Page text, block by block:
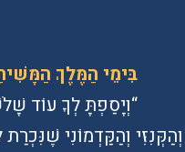
בִּימֵי הַמֶּלֶךְ
“וְיָסַפְתָּ לְךָ עוֹד
וְהַקְּנִזִּי וְהַקַּדְמוֹנִי